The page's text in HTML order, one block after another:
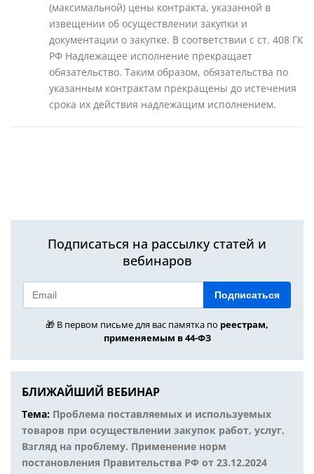
(максимальной) цены контракта, указанной в
извещении об осуществлении закупки и
документации о закупке. В соответствии с ст. 408 ГК
РФ Надлежащее исполнение прекращает
обязательство. Таким образом, обязательства по
указанным контрактам прекращены до истечения
срока их действия надлежащим исполнением.
Подписаться на рассылку статей и
вебинаров
Подписаться
🎁 В первом письме для вас памятка по реестрам,
применяемым в 44-ФЗ
БЛИЖАЙШИЙ ВЕБИНАР
Тема: Проблема поставляемых и используемых
товаров при осуществлении закупок работ, услуг.
Взгляд на проблему. Применение норм
постановления Правительства РФ от 23.12.2024